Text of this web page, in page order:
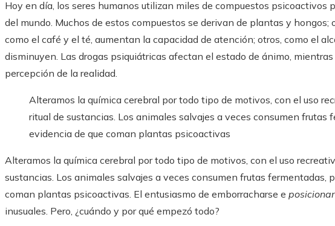
Hoy en día, los seres humanos utilizan miles de compuestos psicoactivos
del mundo. Muchos de estos compuestos se derivan de plantas y hongos;
como el café y el té, aumentan la capacidad de atención; otros, como el
disminuyen. Las drogas psiquiátricas afectan el estado de ánimo,
percepción de la realidad.
Alteramos la química cerebral por todo tipo de motivos, con el uso
ritual de sustancias. Los animales salvajes a veces consumen frutas
evidencia de que coman plantas psicoactivas
Alteramos la química cerebral por todo tipo de motivos, con el uso
sustancias. Los animales salvajes a veces consumen frutas fermentadas,
coman plantas psicoactivas. El entusiasmo de emborracharse e
inusuales. Pero, ¿cuándo y por qué empezó todo?